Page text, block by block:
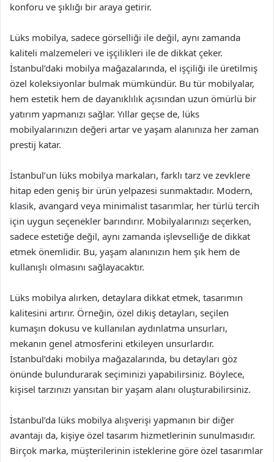
konforu ve şıklığı bir araya getirir.
Lüks mobilya, sadece görselliği ile değil, aynı zamanda
kaliteli malzemeleri ve işçilikleri ile de dikkat çeker.
İstanbul’daki mobilya mağazalarında, el işçiliği ile üretilmiş
özel koleksiyonlar bulmak mümkündür. Bu tür mobilyalar,
hem estetik hem de dayanıklılık açısından uzun ömürlü bir
yatırım yapmanızı sağlar. Yıllar geçse de, lüks
mobilyalarınızın değeri artar ve yaşam alanınıza her zaman
prestij katar.
İstanbul’un lüks mobilya markaları, farklı tarz ve zevklere
hitap eden geniş bir ürün yelpazesi sunmaktadır. Modern,
klasik, avangard veya minimalist tasarımlar, her türlü tercih
için uygun seçenekler barındırır. Mobilyalarınızı seçerken,
sadece estetiğe değil, aynı zamanda işlevselliğe de dikkat
etmek önemlidir. Bu, yaşam alanınızın hem şık hem de
kullanışlı olmasını sağlayacaktır.
Lüks mobilya alırken, detaylara dikkat etmek, tasarımın
kalitesini artırır. Örneğin, özel dikiş detayları, seçilen
kumaşın dokusu ve kullanılan aydınlatma unsurları,
mekanın genel atmosferini etkileyen unsurlardır.
İstanbul’daki mobilya mağazalarında, bu detayları göz
önünde bulundurarak seçiminizi yapabilirsiniz. Böylece,
kişisel tarzınızı yansıtan bir yaşam alanı oluşturabilirsiniz.
İstanbul’da lüks mobilya alışverişi yapmanın bir diğer
avantajı da, kişiye özel tasarım hizmetlerinin sunulmasıdır.
Birçok marka, müşterilerinin isteklerine göre özel tasarımlar